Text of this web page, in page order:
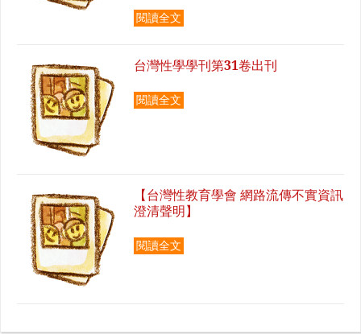
翻倍、性病年輕化、教材破口一次說清
楚
閱讀全文
台灣性學學刊第31卷出刊
閱讀全文
【台灣性教育學會 網路流傳不實資訊
澄清聲明】
閱讀全文